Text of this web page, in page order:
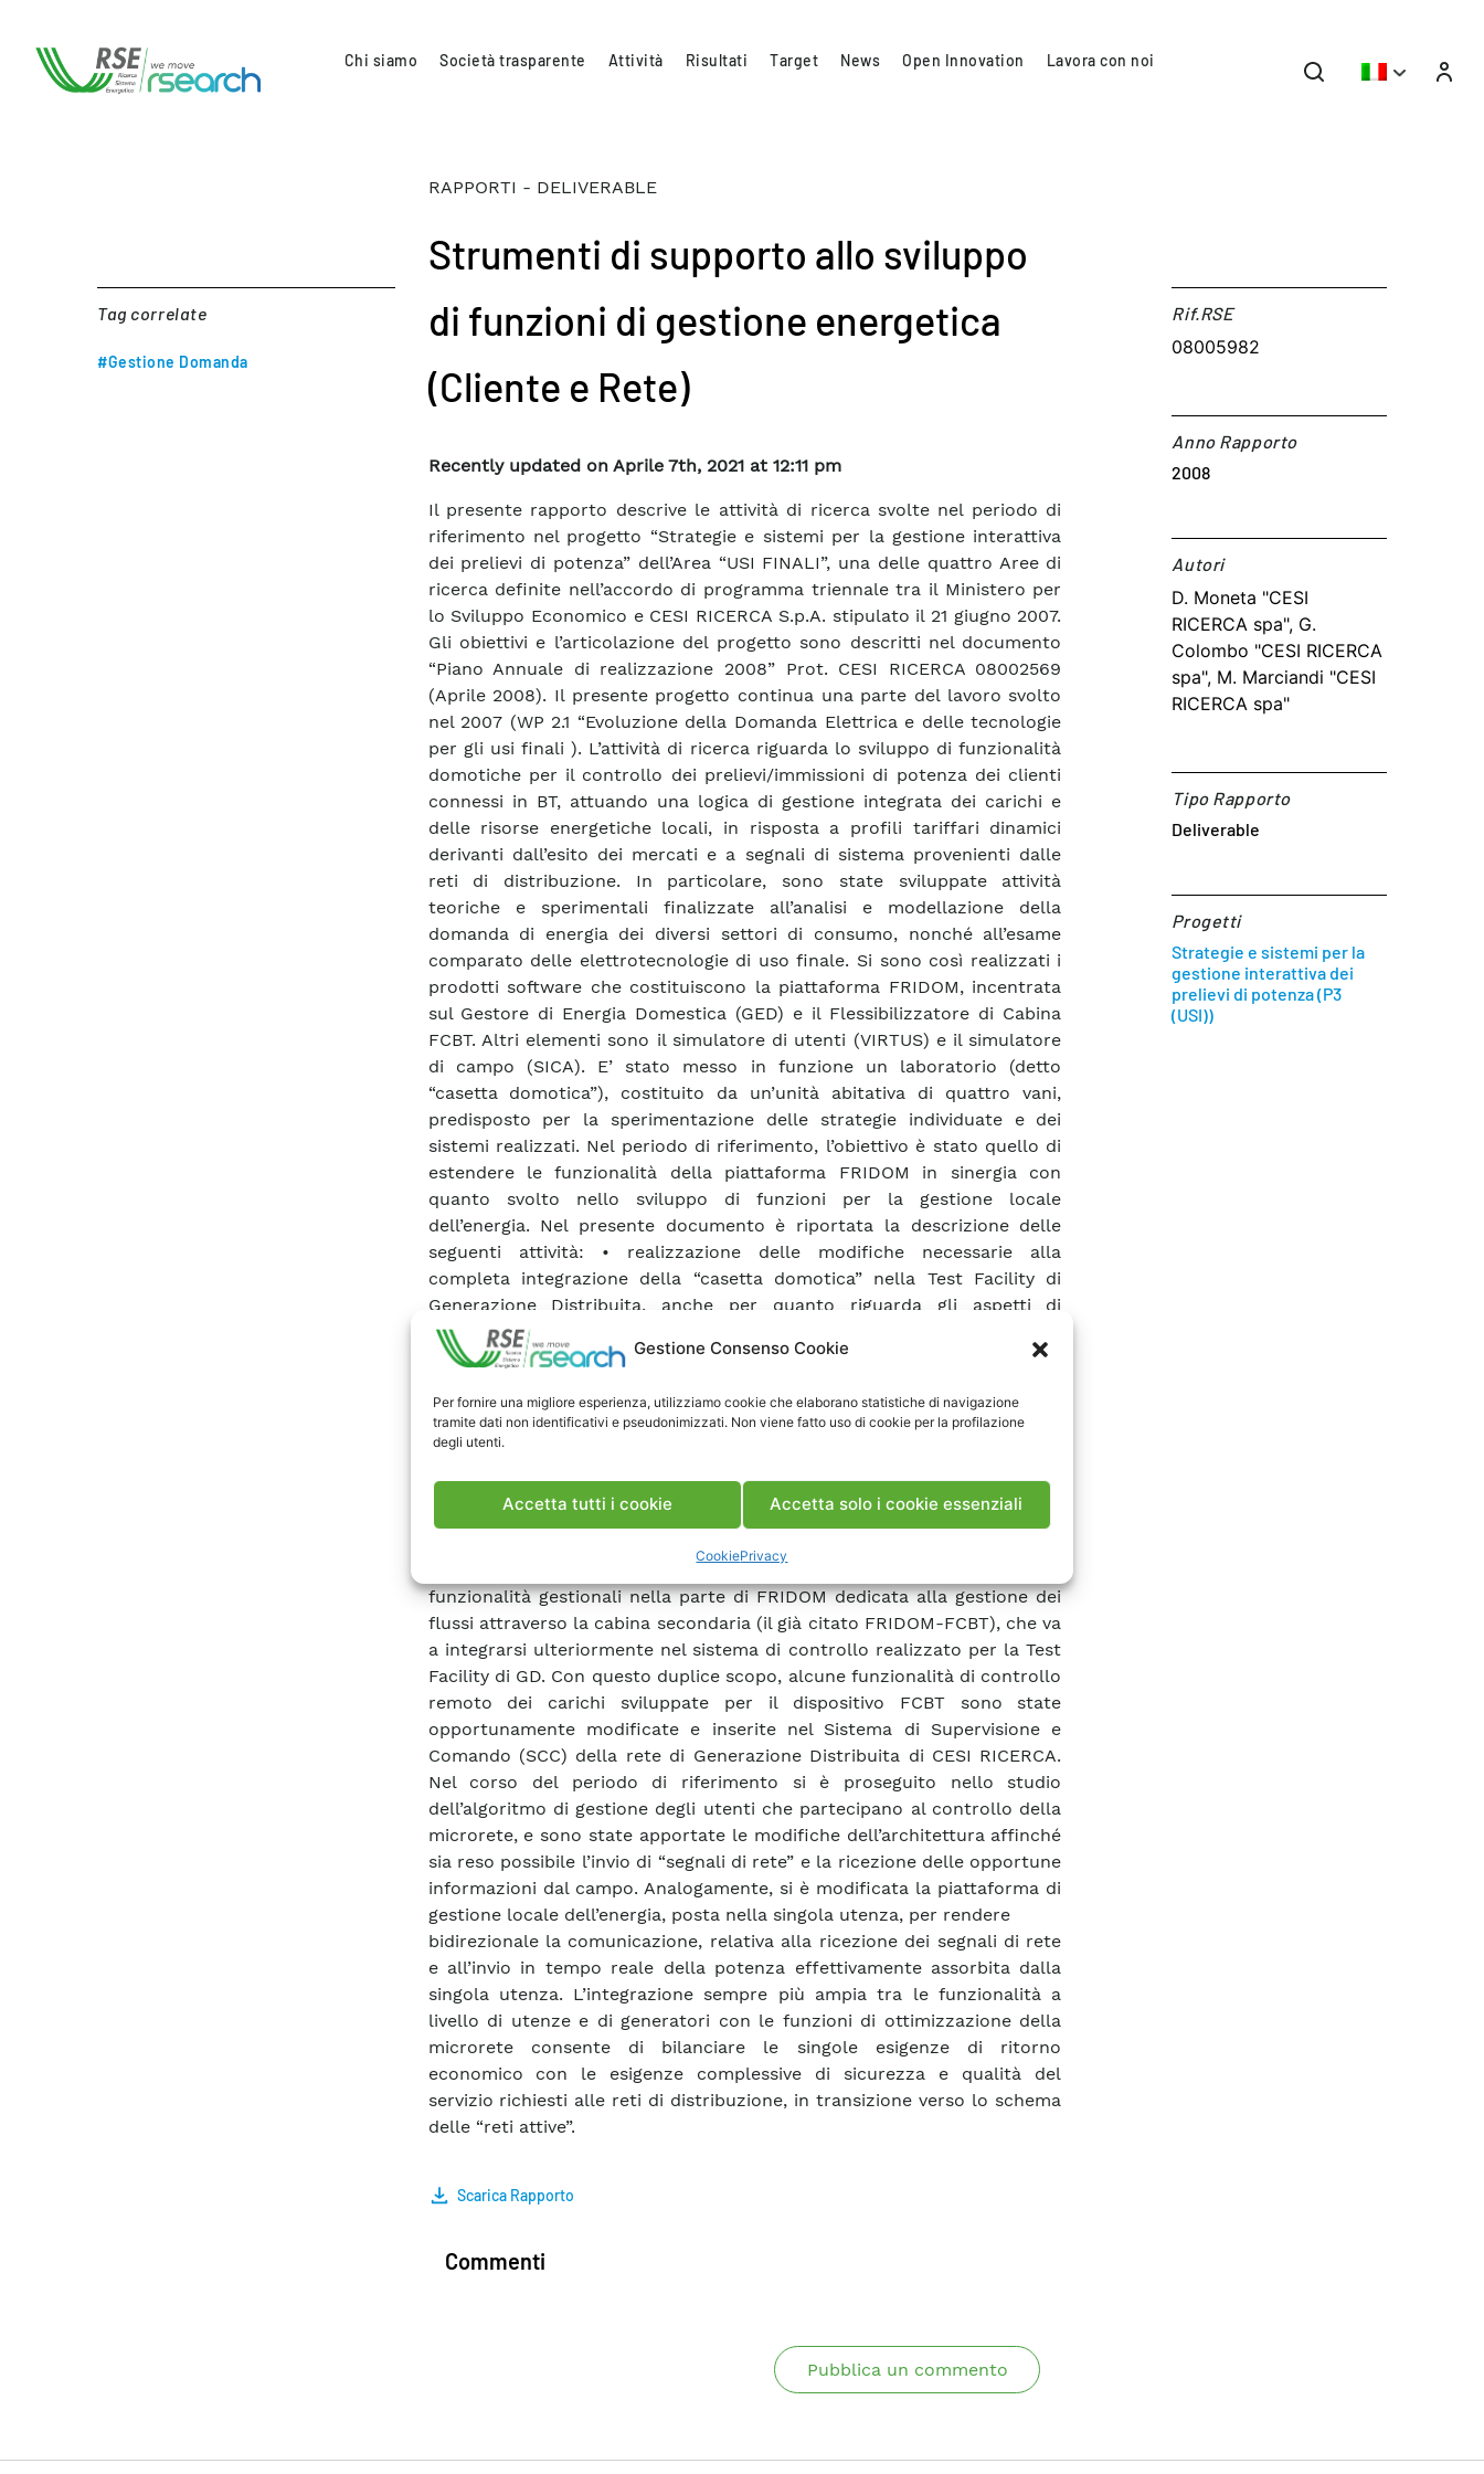
Gestione Consenso Cookie
Per fornire una migliore esperienza, utilizziamo cookie che elaborano statistiche di navigazione
tramite dati non identificativi e pseudonimizzati. Non viene fatto uso di cookie per la profilazione
degli utenti.
Accetta tutti i cookie Accetta solo i cookie essenziali
CookiePrivacy
Chi siamo Società trasparente Attività Risultati Target News Open Innovation Lavora con noi
Tag correlate
#Gestione Domanda
RAPPORTI - DELIVERABLE
Strumenti di supporto allo sviluppo
di funzioni di gestione energetica
(Cliente e Rete)
Recently updated on Aprile 7th, 2021 at 12:11 pm
Il presente rapporto descrive le attività di ricerca svolte nel periodo di
riferimento nel progetto “Strategie e sistemi per la gestione interattiva
dei prelievi di potenza” dell’Area “USI FINALI”, una delle quattro Aree di
ricerca definite nell’accordo di programma triennale tra il Ministero per
lo Sviluppo Economico e CESI RICERCA S.p.A. stipulato il 21 giugno 2007.
Gli obiettivi e l’articolazione del progetto sono descritti nel documento
“Piano Annuale di realizzazione 2008” Prot. CESI RICERCA 08002569
(Aprile 2008). Il presente progetto continua una parte del lavoro svolto
nel 2007 (WP 2.1 “Evoluzione della Domanda Elettrica e delle tecnologie
per gli usi finali ). L’attività di ricerca riguarda lo sviluppo di funzionalità
domotiche per il controllo dei prelievi/immissioni di potenza dei clienti
connessi in BT, attuando una logica di gestione integrata dei carichi e
delle risorse energetiche locali, in risposta a profili tariffari dinamici
derivanti dall’esito dei mercati e a segnali di sistema provenienti dalle
reti di distribuzione. In particolare, sono state sviluppate attività
teoriche e sperimentali finalizzate all’analisi e modellazione della
domanda di energia dei diversi settori di consumo, nonché all’esame
comparato delle elettrotecnologie di uso finale. Si sono così realizzati i
prodotti software che costituiscono la piattaforma FRIDOM, incentrata
sul Gestore di Energia Domestica (GED) e il Flessibilizzatore di Cabina
FCBT. Altri elementi sono il simulatore di utenti (VIRTUS) e il simulatore
di campo (SICA). E’ stato messo in funzione un laboratorio (detto
“casetta domotica”), costituito da un’unità abitativa di quattro vani,
predisposto per la sperimentazione delle strategie individuate e dei
sistemi realizzati. Nel periodo di riferimento, l’obiettivo è stato quello di
estendere le funzionalità della piattaforma FRIDOM in sinergia con
quanto svolto nello sviluppo di funzioni per la gestione locale
dell’energia. Nel presente documento è riportata la descrizione delle
seguenti attività: • realizzazione delle modifiche necessarie alla
completa integrazione della “casetta domotica” nella Test Facility di
Generazione Distribuita, anche per quanto riguarda gli aspetti di
controllo ottimizzato della Test Facility stessa; • realizzazione di
un’applicazione software in grado di simulare i consumi richiesti da parte
di segnali di rete, sia con variazioni dei prezzi dell’energia. La presenza di
carichi “intelligenti” all’interno della microrete, in aggiunta ai generatori,
al caso di sole utenze passive. In presenza di un’elevata richiesta termica
dai micro-cogeneratori domestici e di un basso carico elettrico
Si tiene conto di tale situazione prevedendo lo sviluppo di apposite
funzionalità gestionali nella parte di FRIDOM dedicata alla gestione dei
flussi attraverso la cabina secondaria (il già citato FRIDOM-FCBT), che va
a integrarsi ulteriormente nel sistema di controllo realizzato per la Test
Facility di GD. Con questo duplice scopo, alcune funzionalità di controllo
remoto dei carichi sviluppate per il dispositivo FCBT sono state
opportunamente modificate e inserite nel Sistema di Supervisione e
Comando (SCC) della rete di Generazione Distribuita di CESI RICERCA.
Nel corso del periodo di riferimento si è proseguito nello studio
dell’algoritmo di gestione degli utenti che partecipano al controllo della
microrete, e sono state apportate le modifiche dell’architettura affinché
sia reso possibile l’invio di “segnali di rete” e la ricezione delle opportune
informazioni dal campo. Analogamente, si è modificata la piattaforma di
gestione locale dell’energia, posta nella singola utenza, per rendere
bidirezionale la comunicazione, relativa alla ricezione dei segnali di rete
e all’invio in tempo reale della potenza effettivamente assorbita dalla
singola utenza. L’integrazione sempre più ampia tra le funzionalità a
livello di utenze e di generatori con le funzioni di ottimizzazione della
microrete consente di bilanciare le singole esigenze di ritorno
economico con le esigenze complessive di sicurezza e qualità del
servizio richiesti alle reti di distribuzione, in transizione verso lo schema
delle “reti attive”.
Scarica Rapporto
Rif.RSE​
08005982
Anno Rapporto
2008
Autori​
D. Moneta "CESI
RICERCA spa", G.
Colombo "CESI RICERCA
spa", M. Marciandi "CESI
RICERCA spa"
Tipo Rapporto
Deliverable
Progetti
Strategie e sistemi per la
gestione interattiva dei
prelievi di potenza (P3
(USI))
Commenti
Pubblica un commento